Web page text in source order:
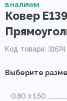
в наличии
Ковер
Код товара: 31674
Выберите
0.80 x 1.50